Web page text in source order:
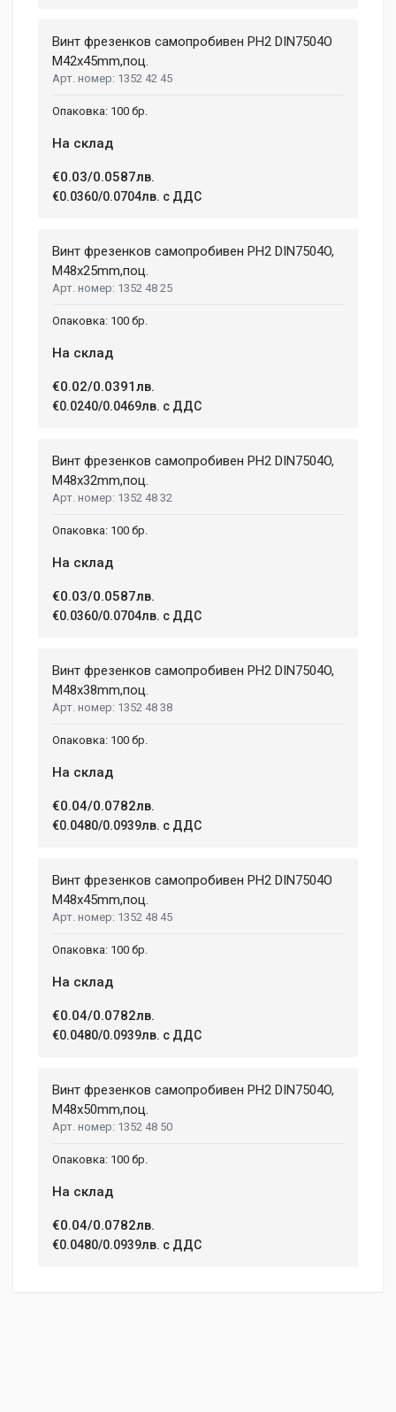
207 mm
hendrerit eros laoreet suscipit ultrices.
1
Write A Review
Your Name
Email Address
Post Your Review
Винт фрезенков самопробивен PH2 DIN7504О
M42x45mm,поц.
1352 42 45
100 бр.
На склад
€0.03/0.0587лв.
€0.0360/0.0704лв. с ДДС
Винт фрезенков самопробивен PH2 DIN7504O,
M48x25mm,поц.
1352 48 25
100 бр.
На склад
€0.02/0.0391лв.
€0.0240/0.0469лв. с ДДС
Винт фрезенков самопробивен PH2 DIN7504O,
M48x32mm,поц.
1352 48 32
100 бр.
На склад
€0.03/0.0587лв.
€0.0360/0.0704лв. с ДДС
Винт фрезенков самопробивен PH2 DIN7504O,
M48x38mm,поц.
1352 48 38
100 бр.
На склад
€0.04/0.0782лв.
€0.0480/0.0939лв. с ДДС
Винт фрезенков самопробивен PH2 DIN7504О
M48x45mm,поц.
1352 48 45
100 бр.
На склад
€0.04/0.0782лв.
€0.0480/0.0939лв. с ДДС
Винт фрезенков самопробивен PH2 DIN7504O,
M48x50mm,поц.
1352 48 50
100 бр.
На склад
€0.04/0.0782лв.
€0.0480/0.0939лв. с ДДС